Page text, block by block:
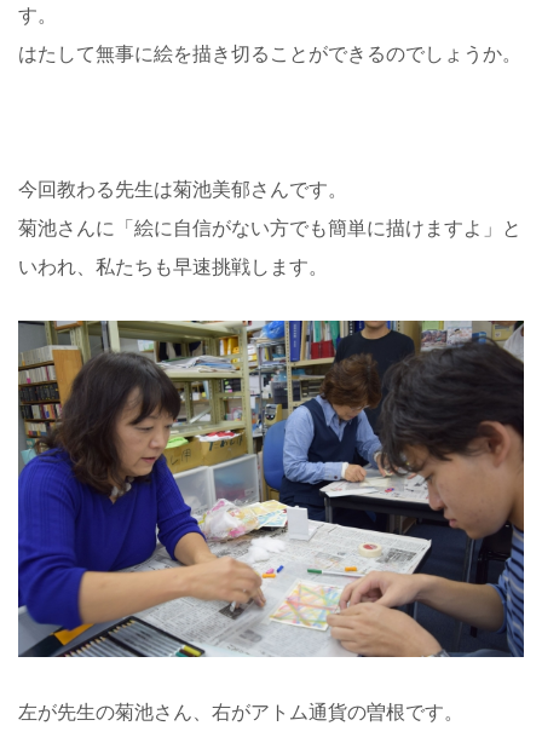
す。
はたして無事に絵を描き切ることができるのでしょうか。
今回教わる先生は菊池美郁さんです。
菊池さんに「絵に自信がない方でも簡単に描けますよ」と
いわれ、私たちも早速挑戦します。
左が先生の菊池さん、右がアトム通貨の曽根です。